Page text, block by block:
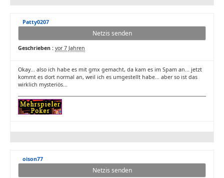
Patty0207
Netzis senden
Geschrieben : vor 7 Jahren
Okay... also ich habe es mit gmx gemacht, da kam es im Spam an... jetzt
kommt es dort normal an, weil ich es umgestellt habe... aber so ist das
wirklich mysteriös...
oison77
Netzis senden